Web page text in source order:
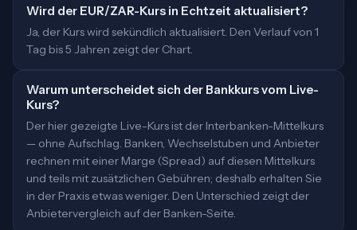
Wird der EUR/ZAR-Kurs in Echtzeit aktualisiert?
Ja, der Kurs wird sekündlich aktualisiert. Den Verlauf von 1
Tag bis 5 Jahren zeigt der Chart.
Warum unterscheidet sich der Bankkurs vom Live-
Kurs?
Der hier gezeigte Live-Kurs ist der Interbanken-Mittelkurs
— ohne Aufschlag. Banken, Wechselstuben und Anbieter
rechnen mit einer Marge (Spread) auf diesen Mittelkurs
und teils mit zusätzlichen Gebühren; deshalb erhalten Sie
in der Praxis etwas weniger. Den Unterschied zeigt der
Anbietervergleich auf der Banken-Seite.